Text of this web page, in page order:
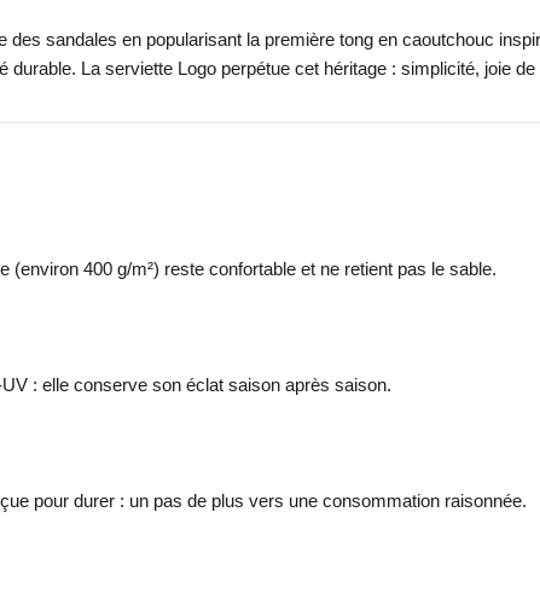
sandales en popularisant la première tong en caoutchouc
La serviette Logo perpétue cet héritage : simplicité, joie
400 g/m²) reste confortable et ne retient pas le sable.
: elle conserve son éclat saison après saison.
pour durer : un pas de plus vers une consommation raisonnée.